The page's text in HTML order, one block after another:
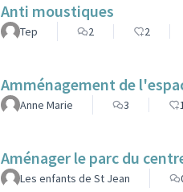
Anti moustiques
Tep 2 2
Amménagement de
Anne Marie 3
Aménager le parc du
Les enfants de St Jean